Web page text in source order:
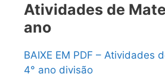
Atividades de
ano
BAIXE EM PDF – Atividades
4° ano divisão